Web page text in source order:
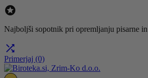

Najboljši sopotnik pri opremljanju pisarne

Primerjaj (0)